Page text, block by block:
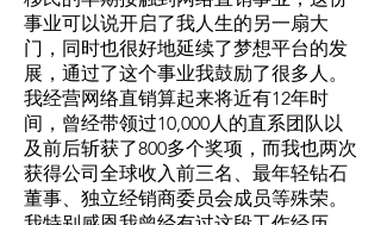
事业可以说开启了我人生的另一扇大
门，同时也很好地延续了梦想平台的发
展，通过了这个事业我鼓励了很多人。
我经营网络直销算起来将近有12年时
间，曾经带领过10,000人的直系团队以
及前后斩获了800多个奖项，而我也两次
获得公司全球收入前三名、最年轻钻石
董事、独立经销商委员会成员等殊荣。